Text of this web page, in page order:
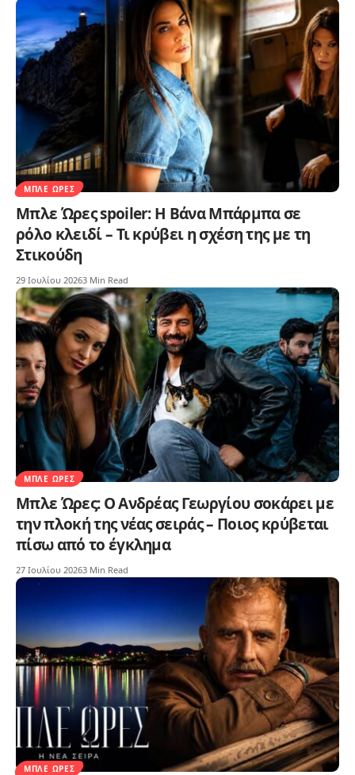
ΜΠΛΕ ΏΡΕΣ
Μπλε Ώρες spoiler: Η Βάνα Μπάρμπα σε
ρόλο κλειδί – Τι κρύβει η σχέση της με τη
Στικούδη
29 Ιουλίου 20263 Min Read
ΜΠΛΕ ΏΡΕΣ
Μπλε Ώρες: O Ανδρέας Γεωργίου σοκάρει με
την πλοκή της νέας σειράς – Ποιος κρύβεται
πίσω από το έγκλημα
27 Ιουλίου 20263 Min Read
ΜΠΛΕ ΏΡΕΣ